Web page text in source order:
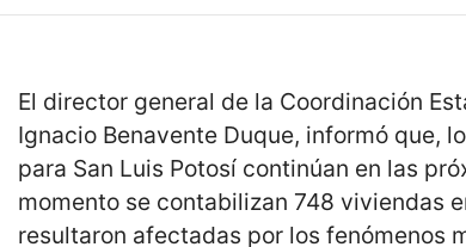
El director general de la Coordinación
Ignacio Benavente Duque, informó que,
para San Luis Potosí continúan en las
momento se contabilizan 748 viviendas
resultaron afectadas por los fenómenos